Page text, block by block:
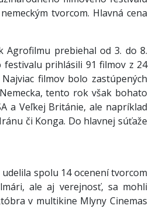
tvorcom. Hlavná cena
Agrofilmu prebiehal od 3. do 8.
prihlásili 91 filmov z 24
filmov bolo zastúpených
tento rok však bohato
a Veľkej Británie, ale napríklad
či Konga. Do hlavnej súťaže
spolu 14 ocenení tvorcom
ale aj verejnosť, sa mohli
v multikine Mlyny Cinemas